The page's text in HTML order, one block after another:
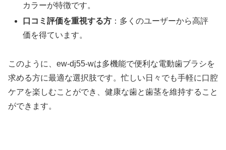
カラーが特徴です。
口コミ評価を重視する方 ：多くのユーザーから高評
価を得ています。
このように、ew-dj55-wは多機能で便利な電動歯ブラシを
求める方に最適な選択肢です。忙しい日々でも手軽に口腔
ケアを楽しむことができ、健康な歯と歯茎を維持すること
ができます。